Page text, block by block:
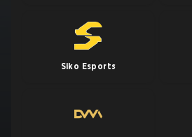
Siko Esports